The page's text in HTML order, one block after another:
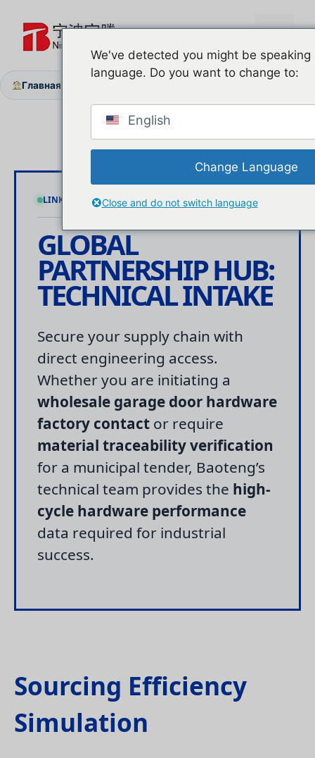
содержимому
Главная
LINK: SECURE NODE: NINGBO HQ LATENCY: < 12H
GLOBAL
PARTNERSHIPHUB:
TECHNICAL INTAKE
Secure your supply chain with
direct engineering access.
Whether you are initiating a
wholesale garage door hardware
factory contact or require
material traceability verification
for a municipal tender, Baoteng’s
technical team provides the high-
cycle hardware performance
data required for industrial
success.
Sourcing Efficiency
Simulation
We've detected you might be
language. Do you want to change to:
English
Change Language
Close and do not switch language